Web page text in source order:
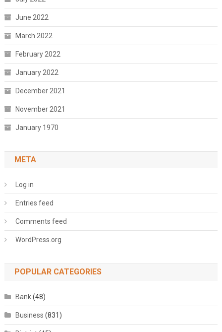
June 2022
March 2022
February 2022
January 2022
December 2021
November 2021
January 1970
META
Log in
Entries feed
Comments feed
WordPress.org
POPULAR CATEGORIES
Bank(48)
Business (831)